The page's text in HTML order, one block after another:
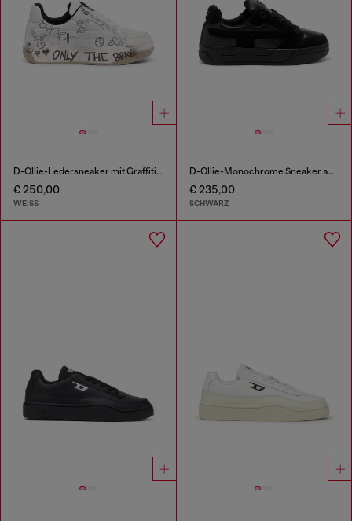
D-Ollie-Ledersneaker mit Graffiti-Print
€ 250,00
WEISS
D-Ollie-Monochrome Sneaker aus Wildleder und Leder
€ 235,00
SCHWARZ